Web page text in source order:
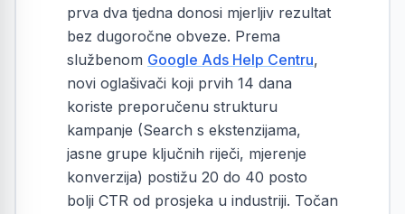
prva dva tjedna donosi mjerljiv rezultat
bez dugoročne obveze. Prema
službenom Google Ads Help Centru,
novi oglašivači koji prvih 14 dana
koriste preporučenu strukturu
kampanje (Search s ekstenzijama,
jasne grupe ključnih riječi, mjerenje
konverzija) postižu 20 do 40 posto
bolji CTR od prosjeka u industriji. Točan